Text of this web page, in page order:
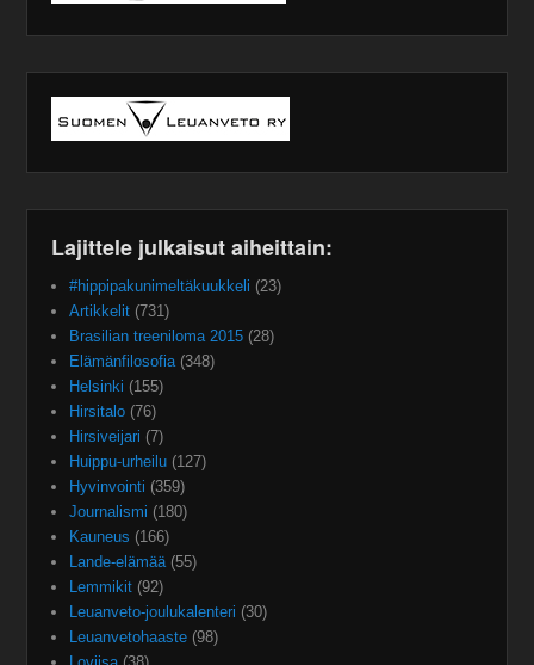
Lajittele julkaisut aiheittain:
#hippipakunimeltäkuukkeli (23)
Artikkelit (731)
Brasilian treeniloma 2015 (28)
Elämänfilosofia(348)
Helsinki (155)
Hirsitalo (76)
Hirsiveijari (7)
Huippu-urheilu (127)
Hyvinvointi (359)
Journalismi (180)
Kauneus (166)
Lande-elämää(55)
Lemmikit (92)
Leuanveto-joulukalenteri (30)
Leuanvetohaaste (98)